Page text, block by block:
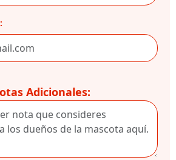
Adicionales: